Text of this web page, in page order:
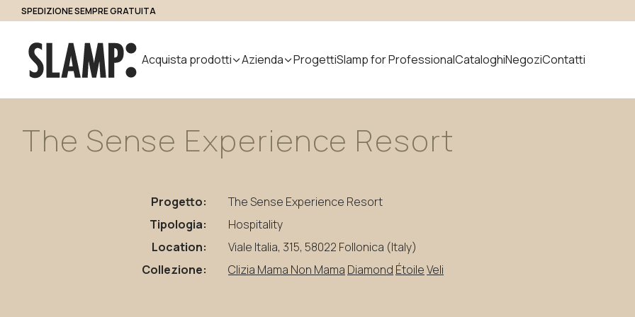
SPEDIZIONE SEMPRE GRATUITA
Acquista prodotti
Tutti i prodotti
Step Light
Bollard
Applique
Modular
System
Azienda
Chi siamo
ProgettiSlamp for ProfessionalCataloghiNegoziContatti
Accesso Professionisti
Cerca prodotto
The Sense Experience Resort
Progetto:
The Sense Experience Resort
Tipologia:
Hospitality
Location:
Viale Italia, 315, 58022 Follonica (Italy)
Collezione:
Clizia Mama Non Mama Diamond ÉtoileVeli